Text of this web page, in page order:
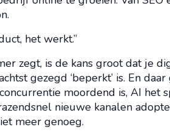
het werkt.”
zegt, is de kans groot dat je
gezegd ‘beperkt’ is. En
moordend is, AI het
nieuwe kanalen
meer genoeg.